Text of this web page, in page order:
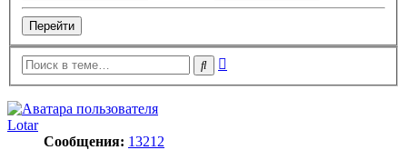
Поиск
Lotar
Сообщения: 13212